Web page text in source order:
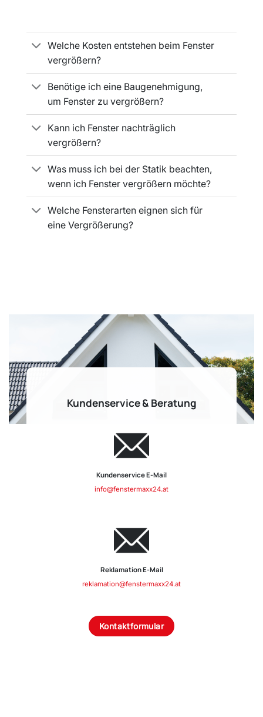
Welche Kosten entstehen beim Fenster
vergrößern?
Benötige ich eine Baugenehmigung,
um Fenster zu vergrößern?
Kann ich Fenster nachträglich
vergrößern?
Was muss ich bei der Statik beachten,
wenn ich Fenster vergrößern möchte?
Welche Fensterarten eignen sich für
eine Vergrößerung?
Kundenservice & Beratung
Kundenservice E-Mail
info@fenstermaxx24.at
Reklamation E-Mail
reklamation@fenstermaxx24.at
Kontaktformular